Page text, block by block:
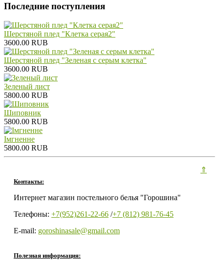
Последние поступления
Шерстяной плед "Клетка серая2"
3600.00 RUB
Шерстяной плед "Зеленая с серым клетка"
3600.00 RUB
Зеленый лист
5800.00 RUB
Шиповник
5800.00 RUB
Iмгненне
5800.00 RUB
Контакты:
Интернет магазин постельного белья "Горошина"
Телефоны: +7(952)261-22-66 /+7 (812) 981-76-45
E-mail: goroshinasale@gmail.com
Полезная информация:
⇑